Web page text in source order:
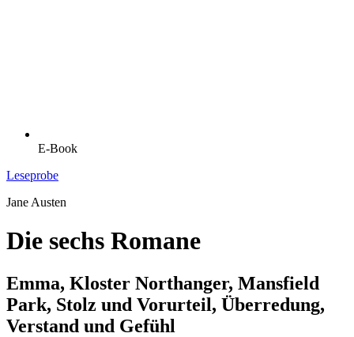
E-Book
Leseprobe
Jane Austen
Die sechs Romane
Emma, Kloster Northanger, Mansfield
Park, Stolz und Vorurteil, Überredung,
Verstand und Gefühl